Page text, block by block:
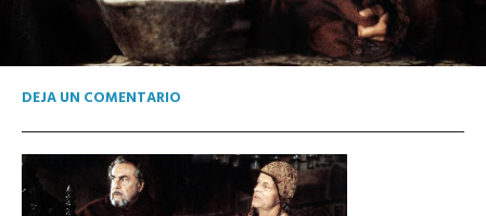
DEJA UN COMENTARIO